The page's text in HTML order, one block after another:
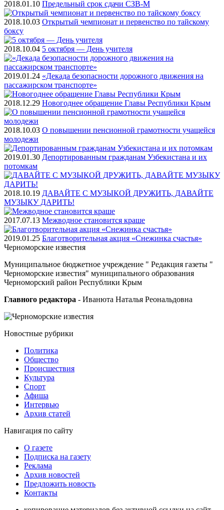
2018.01.10 Предельный срок сдачи СЗВ-М
2018.10.03 Открытый чемпионат и первенство по тайскому
боксу
2018.10.04 5 октября — День учителя
2019.01.24 «Декада безопасности дорожного движения на
пассажирском транспорте»
2018.12.29 Новогоднее обращение Главы Республики Крым
2018.10.03 О повышении пенсионной грамотности учащейся
молодежи
2019.01.30 Депортированным гражданам Узбекистана и их
потомкам
2018.10.19 ДАВАЙТЕ С МУЗЫКОЙ ДРУЖИТЬ, ДАВАЙТЕ
МУЗЫКУ ДАРИТЬ!
2017.07.13 Межводное становится краше
2019.01.25 Благотворительная акция «Снежинка счастья»
Черноморские известия
Муниципальное бюджетное учреждение " Редакция газеты "
Черноморские известия" муниципального образования
Черноморский район Республики Крым
Главного редактора - Иванюта Наталья Реональдовна
Новостные рубрики
Политика
Общество
Проиcшествия
Культура
Спорт
Афиша
Интервью
Архив статей
Навигация по сайту
О газете
Подписка на газету
Реклама
Архив новостей
Предложить новость
Контакты